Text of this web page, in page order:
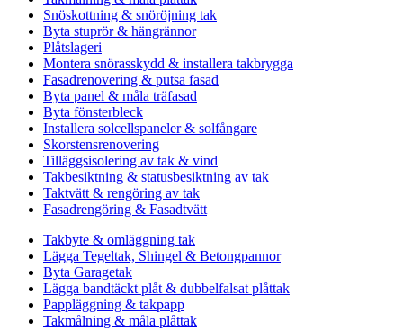
Snöskottning & snöröjning tak
Byta stuprör & hängrännor
Plåtslageri
Montera snörasskydd & installera takbrygga
Fasadrenovering & putsa fasad
Byta panel & måla träfasad
Byta fönsterbleck
Installera solcellspaneler & solfångare
Skorstensrenovering
Tilläggsisolering av tak & vind
Takbesiktning & statusbesiktning av tak
Taktvätt & rengöring av tak
Fasadrengöring & Fasadtvätt
Takbyte & omläggning tak
Lägga Tegeltak, Shingel & Betongpannor
Byta Garagetak
Lägga bandtäckt plåt & dubbelfalsat plåttak
Pappläggning & takpapp
Takmålning & måla plåttak